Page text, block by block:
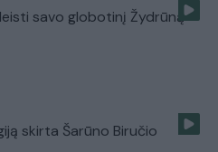
savo globotinį Žydrūną
skirta Šarūno Biručio